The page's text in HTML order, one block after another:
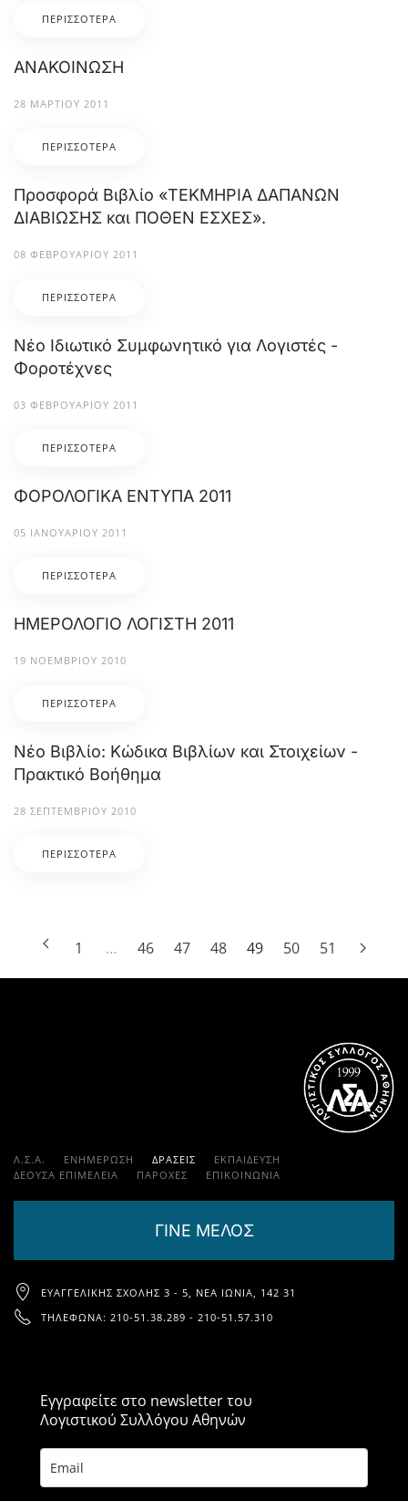
ΠΕΡΙΣΣΌΤΕΡΑ
ΑΝΑΚΟΙΝΩΣΗ
28 ΜΑΡΤΊΟΥ 2011
ΠΕΡΙΣΣΌΤΕΡΑ
Προσφορά Βιβλίο «ΤΕΚΜΗΡΙΑ ΔΑΠΑΝΩΝ
ΔΙΑΒΙΩΣΗΣ και ΠΟΘΕΝ ΕΣΧΕΣ».
08 ΦΕΒΡΟΥΑΡΊΟΥ 2011
ΠΕΡΙΣΣΌΤΕΡΑ
Νέο Ιδιωτικό Συμφωνητικό για Λογιστές -
Φοροτέχνες
03 ΦΕΒΡΟΥΑΡΊΟΥ 2011
ΠΕΡΙΣΣΌΤΕΡΑ
ΦΟΡΟΛΟΓΙΚΑ ΕΝΤΥΠΑ 2011
05 ΙΑΝΟΥΑΡΊΟΥ 2011
ΠΕΡΙΣΣΌΤΕΡΑ
ΗΜΕΡΟΛΟΓΙΟ ΛΟΓΙΣΤΗ 2011
19 ΝΟΕΜΒΡΊΟΥ 2010
ΠΕΡΙΣΣΌΤΕΡΑ
Νέο Βιβλίο: Κώδικα Βιβλίων και Στοιχείων -
Πρακτικό Βοήθημα
28 ΣΕΠΤΕΜΒΡΊΟΥ 2010
ΠΕΡΙΣΣΌΤΕΡΑ
1 … 46 47 48 49 50 51
Λ.Σ.Α. ΕΝΗΜΕΡΩΣΗ ΔΡΑΣΕΙΣ
ΕΚΠΑΊΔΕΥΣΗ
ΔΕΟΥΣΑ ΕΠΙΜΕΛΕΙΑ
ΠΑΡΟΧΈΣ ΕΠΙΚΟΙΝΩΝΊΑ
ΓΙΝΕ ΜΕΛΟΣ
ΕΥΑΓΓΕΛΙΚΉΣ ΣΧΟΛΉΣ 3 - 5, ΝΈΑ ΙΩΝΊΑ, 142 31
ΤΗΛΈΦΩΝΑ: 210-51.38.289 - 210-51.57.310
Εγγραφείτε στο newsletter του
Λογιστικού Συλλόγου Αθηνών